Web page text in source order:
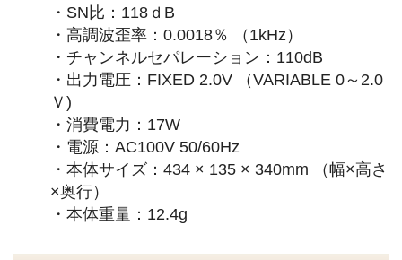
・SN比：118ｄB
・高調波歪率：0.0018％ （1kHz）
・チャンネルセパレーション：110dB
・出力電圧：FIXED 2.0V （VARIABLE 0～2.0
Ｖ)
・消費電力：17W
・電源：AC100V 50/60Hz
・本体サイズ：434 × 135 × 340mm （幅×高さ
×奥行）
・本体重量：12.4g